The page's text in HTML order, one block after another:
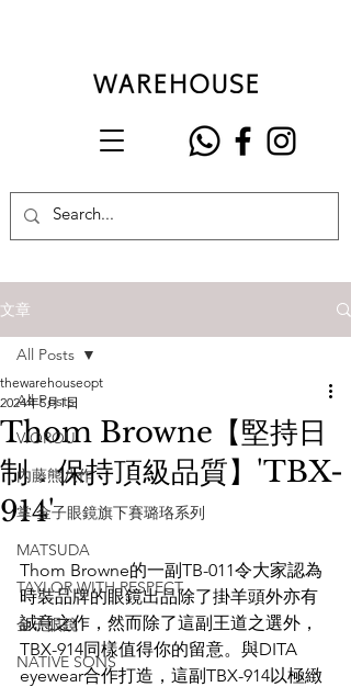
文章
All Posts
VIOROU
內藤熊八作
掌 金子眼鏡旗下賽璐珞系列
MATSUDA
TAYLOR WITH RESPECT
金子眼鏡
NATIVE SONS
All Posts
Thom Browne【堅持日
制．保持頂級品質】'TBX-
914'
thewarehouseopt
2024年5月1日
Thom Browne的一副TB-011令大家認為
時裝品牌的眼鏡出品除了掛羊頭外亦有
誠意之作，然而除了這副王道之選外，
TBX-914同樣值得你的留意。與DITA
eyewear合作打造，這副TBX-914以極緻